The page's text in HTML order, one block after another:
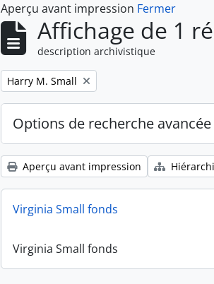
Aperçu avant impression Fermer
Affichage de 1
description archivistique
Remove filter:
Harry M. Small
Options de recherche avancée
Aperçu avant impression
Virginia Small fonds
Virginia Small fonds